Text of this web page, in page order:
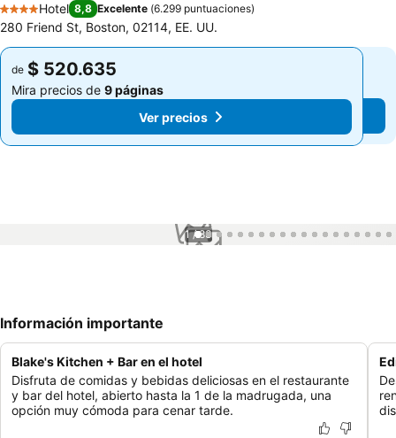
4 Estrellas
Hotel 8,8 Excelente (6.299 puntuaciones)
280 Friend St, Boston, 02114, EE. UU.
de $ 520.635
Mira precios de 9 páginas
Ver precios
de $ 520.635
Mira precios de 9 páginas
Ver precios
1 / 83
Información importante
Blake's Kitchen + Bar en el hotel
Disfruta de comidas y bebidas deliciosas en el restaurante
y bar del hotel, abierto hasta la 1 de la madrugada, una
opción muy cómoda para cenar tarde.